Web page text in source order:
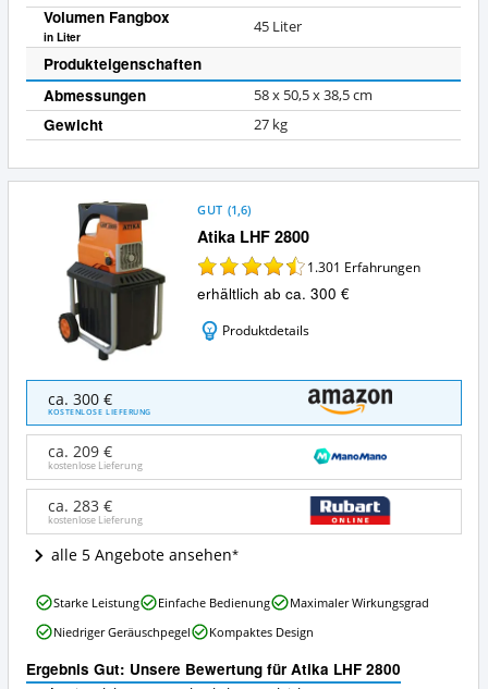
Volumen Fangbox
in Liter
45 Liter
Produkteigenschaften
Abmessungen
58 x 50,5 x 38,5 cm
Gewicht 27 kg
Atika LHF 2800
GUT (1,6)
1.301 Erfahrungen
erhältlich ab ca. 300 €
Produktdetails
LHF
2800
Angebote:
ist
dieser
Elektro-
Gartenhäcksler
erhältlich?
ca. 300 €
KOSTENLOSE LIEFERUNG
ca. 209 €
kostenlose Lieferung
ca. 283 €
kostenlose Lieferung
alle 5 Angebote ansehen
Ergebnis Gut: Unsere Bewertung für Atika LHF 2800
Atika
LHF
2800
Was
Starke Leistung Einfache Bedienung
Maximaler Wirkungsgrad
Niedriger Geräuschpegel
Kompaktes Design